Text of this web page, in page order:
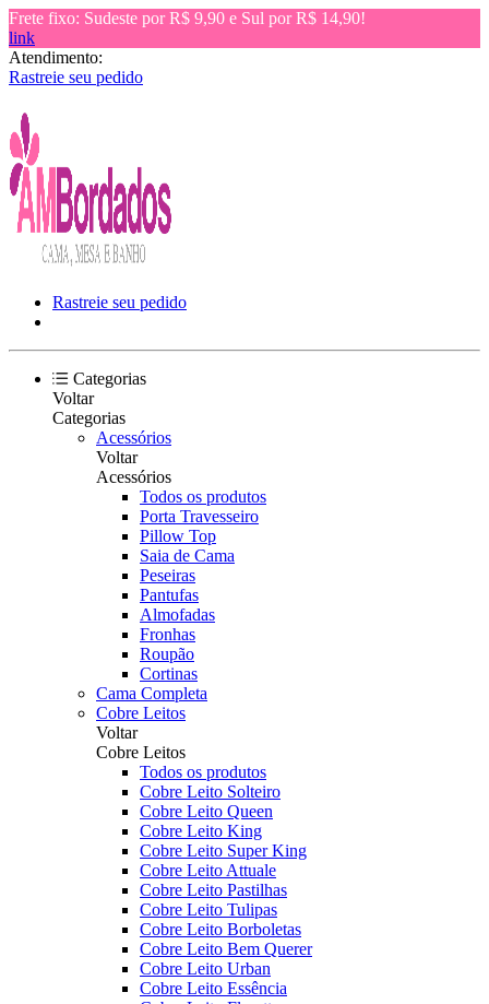
Frete fixo: Sudeste por R$ 9,90 e Sul por R$ 14,90!
link
Atendimento:
Rastreie seu pedido
Rastreie seu pedido
Categorias
Voltar
Categorias
Acessórios
Voltar
Acessórios
Todos os produtos
Porta Travesseiro
Pillow Top
Saia de Cama
Peseiras
Pantufas
Almofadas
Fronhas
Roupão
Cortinas
Cama Completa
Cobre Leitos
Voltar
Cobre Leitos
Todos os produtos
Cobre Leito Solteiro
Cobre Leito Queen
Cobre Leito King
Cobre Leito Super King
Cobre Leito Attuale
Cobre Leito Pastilhas
Cobre Leito Tulipas
Cobre Leito Borboletas
Cobre Leito Bem Querer
Cobre Leito Urban
Cobre Leito Essência